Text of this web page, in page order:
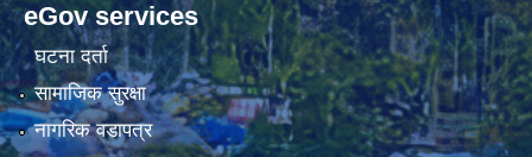
eGov services
घटना दर्ता
सामाजिक सुरक्षा
नागरिक वडापत्र